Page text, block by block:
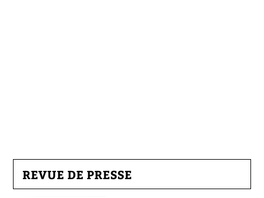
REVUE DE PRESSE